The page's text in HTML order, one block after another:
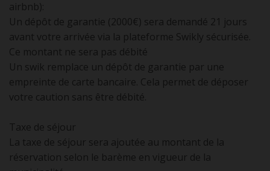
airbnb):
Un dépôt de garantie (2000€) sera demandé 21 jours
avant votre arrivée via la plateforme Swikly sécurisée.
Ce montant ne sera pas débité
Un swik remplace un dépôt de garantie par une
empreinte de carte bancaire. Cela permet de déposer
votre caution sans être débité.
Taxe de séjour
La taxe de séjour sera ajoutée au montant de la
réservation selon le barème en vigueur de la